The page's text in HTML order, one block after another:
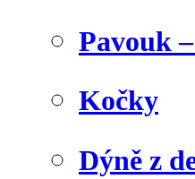
Pavouk
Kočky
Dýně z